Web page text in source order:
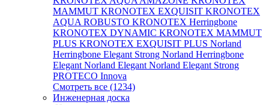
MAMMUT KRONOTEX EXQUISIT KRONOTEX
AQUA ROBUSTO KRONOTEX Herringbone
KRONOTEX DYNAMIC KRONOTEX MAMMUT
PLUS KRONOTEX EXQUISIT PLUS Norland
Herringbone Elegant Strong Norland Herringbone
Elegant Norland Elegant Norland Elegant Strong
PROTECO Innova
Смотреть все (1234)
Инженерная доска